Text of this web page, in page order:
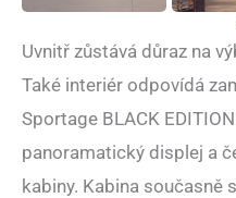
Uvnitř zůstává důraz na
Také interiér odpovídá
Sportage BLACK
panoramatický displej a
kabiny. Kabina současně